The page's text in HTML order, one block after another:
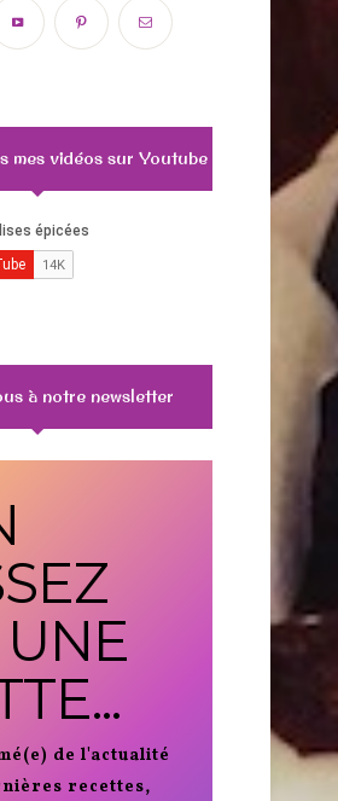
mes vidéos sur Youtube
à notre newsletter
de l'actualité
recettes,